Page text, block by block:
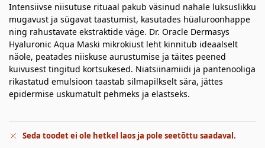
Intensiivse niisutuse rituaal pakub väsinud nahale luksuslikku
mugavust ja sügavat taastumist, kasutades hüaluroonhappe
ning rahustavate ekstraktide väge. Dr. Oracle Dermasys
Hyaluronic Aqua Maski mikrokiust leht kinnitub ideaalselt
näole, peatades niiskuse aurustumise ja täites peened
kuivusest tingitud kortsukesed. Niatsiinamiidi ja pantenooliga
rikastatud emulsioon taastab silmapilkselt sära, jättes
epidermise uskumatult pehmeks ja elastseks.
Seda toodet ei ole hetkel laos ja pole seetõttu saadaval.